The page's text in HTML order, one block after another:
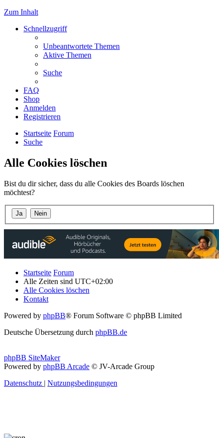
Zum Inhalt
Schnellzugriff
Unbeantwortete Themen
Aktive Themen
Suche
FAQ
Shop
Anmelden
Registrieren
Startseite Forum
Suche
Alle Cookies löschen
Bist du dir sicher, dass du alle Cookies des Boards löschen
möchtest?
Startseite Forum
Alle Zeiten sind UTC+02:00
Alle Cookies löschen
Kontakt
Powered by phpBB® Forum Software © phpBB Limited
Deutsche Übersetzung durch phpBB.de
phpBB SiteMaker
Powered by phpBB Arcade © JV-Arcade Group
Datenschutz | Nutzungsbedingungen